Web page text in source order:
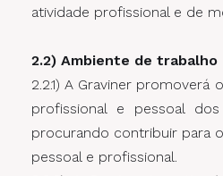
atividade profissional e de
2.2) Ambiente de trabalho
2.2.1) A Graviner promoverá
profissional e pessoal
procurando contribuir para
pessoal e profissional.